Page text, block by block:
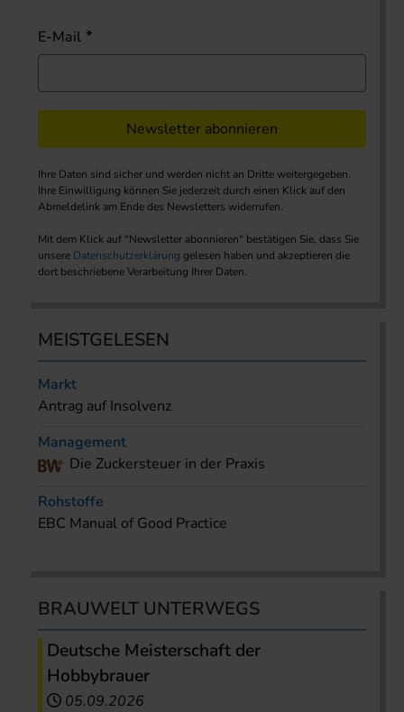
E-Mail
Newsletter abonnieren
Ihre Daten sind sicher und werden nicht an Dritte weitergegeben.
Ihre Einwilligung können Sie jederzeit durch einen Klick auf den
Abmeldelink am Ende des Newsletters widerrufen.
Mit dem Klick auf "Newsletter abonnieren" bestätigen Sie, dass Sie
unsere Datenschutzerklärung gelesen haben und akzeptieren die
dort beschriebene Verarbeitung Ihrer Daten.
MEISTGELESEN
Markt
Antrag auf Insolvenz
Management
Die Zuckersteuer in der Praxis
Rohstoffe
EBC Manual of Good Practice
BRAUWELT UNTERWEGS
Deutsche Meisterschaft der
Hobbybrauer
05.09.2026